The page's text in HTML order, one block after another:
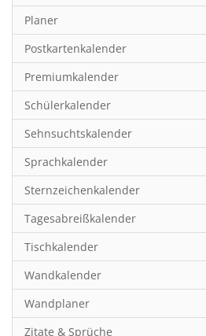
Hobby & Basteln
Humor & Cartoon
Inspiration & Entspannung
Inspiration & Spiritualität
Kinderkalender
Kunst
Länder & Städte
Landschaft & Natur
Lifestyle
Literatur
Manga & Animé
Neutrale Kalender
Planer
Postkartenkalender
Premiumkalender
Schülerkalender
Sehnsuchtskalender
Sprachkalender
Sternzeichenkalender
Tagesabreißkalender
Tischkalender
Wandkalender
Wandplaner
Zitate & Sprüche